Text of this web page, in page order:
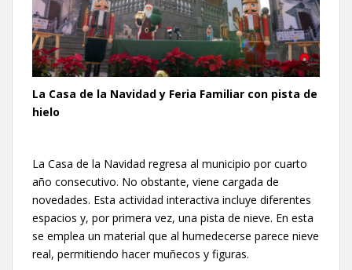
La Casa de la Navidad y Feria Familiar con pista de
hielo
La Casa de la Navidad regresa al municipio por cuarto
año consecutivo. No obstante, viene cargada de
novedades. Esta actividad interactiva incluye diferentes
espacios y, por primera vez, una pista de nieve. En esta
se emplea un material que al humedecerse parece nieve
real, permitiendo hacer muñecos y figuras.